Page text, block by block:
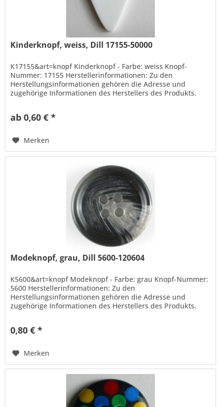
Kinderknopf, weiss, Dill 17155-50000
K17155&art=knopf Kinderknopf - Farbe: weiss Knopf-
Nummer: 17155 Herstellerinformationen: Zu den
Herstellungsinformationen gehören die Adresse und
zugehörige Informationen des Herstellers des Produkts.
ab 0,60 € *
Merken
Modeknopf, grau, Dill 5600-120604
K5600&art=knopf Modeknopf - Farbe: grau Knopf-Nummer:
5600 Herstellerinformationen: Zu den
Herstellungsinformationen gehören die Adresse und
zugehörige Informationen des Herstellers des Produkts.
0,80 € *
Merken